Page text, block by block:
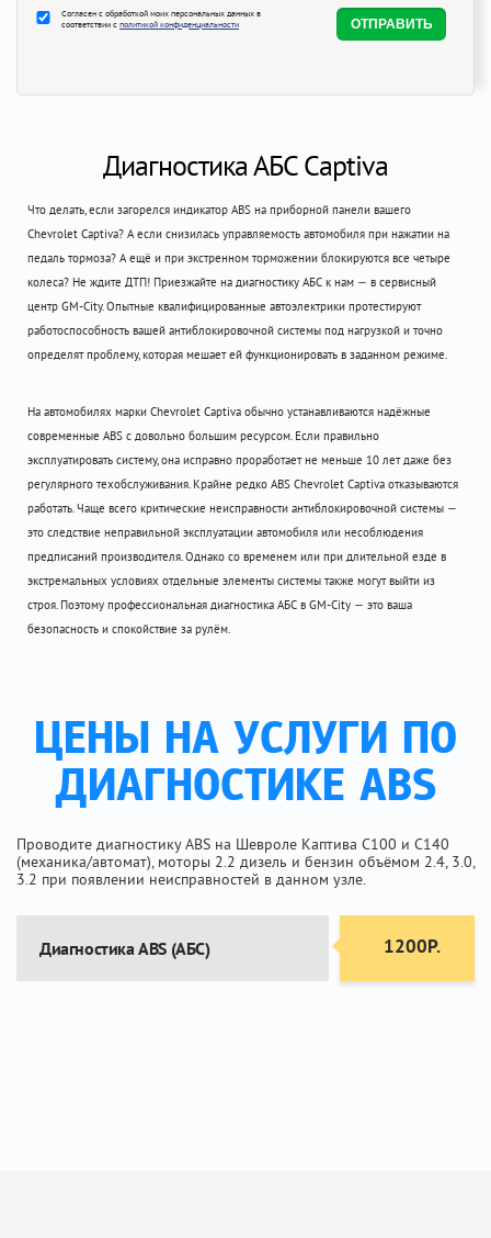
Согласен с обработкой моих персональных данных в
соответствии с политикой конфиденциальности
Диагностика АБС Captiva
Что делать, если загорелся индикатор ABS на приборной панели вашего
Chevrolet Captiva? А если снизилась управляемость автомобиля при нажатии на
педаль тормоза? А ещё и при экстренном торможении блокируются все четыре
колеса? Не ждите ДТП! Приезжайте на диагностику АБС к нам — в сервисный
центр GM-City. Опытные квалифицированные автоэлектрики протестируют
работоспособность вашей антиблокировочной системы под нагрузкой и точно
определят проблему, которая мешает ей функционировать в заданном режиме.
На автомобилях марки Chevrolet Captiva обычно устанавливаются надёжные
современные ABS с довольно большим ресурсом. Если правильно
эксплуатировать систему, она исправно проработает не меньше 10 лет даже без
регулярного техобслуживания. Крайне редко ABS Сhevrolet Captiva отказываются
работать. Чаще всего критические неисправности антиблокировочной системы —
это следствие неправильной эксплуатации автомобиля или несоблюдения
предписаний производителя. Однако со временем или при длительной езде в
экстремальных условиях отдельные элементы системы также могут выйти из
строя. Поэтому профессиональная диагностика АБС в GM-City — это ваша
безопасность и спокойствие за рулём.
ЦЕНЫ НА УСЛУГИ ПО
ДИАГНОСТИКЕ ABS
Проводите диагностику ABS на Шевроле Каптива C100 и C140
(механика/автомат), моторы 2.2 дизель и бензин объёмом 2.4, 3.0,
3.2 при появлении неисправностей в данном узле.
Диагностика ABS (АБС) 1200Р.